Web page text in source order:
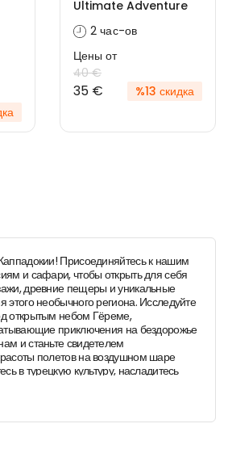
Ultimate Adventure
2 час-ов
Цены от
40 €
35 € %13 скидка
Присоединяйтесь к нашим
и сафари, чтобы открыть для себя
древние пещеры и уникальные
этого необычного региона. Исследуйте
открытым небом Гёреме,
приключения на бездорожье
и станьте свидетелем
полетов на воздушном шаре
в турецкую культуру, насладитесь
туры или сафари в Каппадокию